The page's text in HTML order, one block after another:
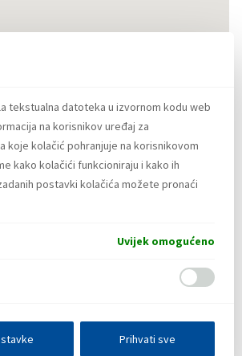
tekstualna datoteka u izvornom kodu web
na korisnikov uređaj za
kolačić pohranjuje na korisnikovom
kako kolačići funkcioniraju i kako ih
postavki kolačića možete pronaći
Uvijek omogućeno
Prihvati sve